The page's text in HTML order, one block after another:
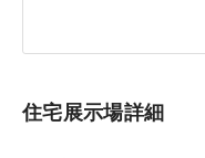
住宅展示場詳細